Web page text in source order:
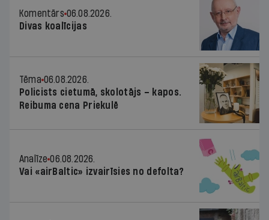
Komentārs 06.08.2026.
Divas koalīcijas
Tēma 06.08.2026.
Policists cietumā, skolotājs – kapos.
Reibuma cena Priekulē
Analīze 06.08.2026.
Vai «airBaltic» izvairīsies no defolta?